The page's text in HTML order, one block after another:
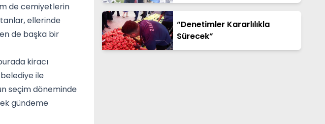
de cemiyetlerin
ellerinde
de başka bir
kiracı
ile
seçim döneminde
gündeme
“Denetimler Kararlılıkla
Sürecek”